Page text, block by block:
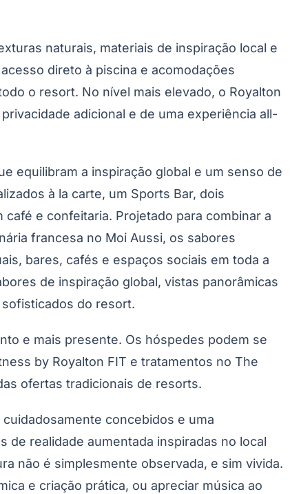
naturais, materiais de inspiração local e
direto à piscina e acomodações
o resort. No nível mais elevado, o Royalton
adicional e de uma experiência all-
equilibram a inspiração global e um senso de
à la carte, um Sports Bar, dois
e confeitaria. Projetado para combinar a
francesa no Moi Aussi, os sabores
bares, cafés e espaços sociais em toda a
de inspiração global, vistas panorâmicas
do resort.
e mais presente. Os hóspedes podem se
by Royalton FIT e tratamentos no The
ofertas tradicionais de resorts.
concebidos e uma
realidade aumentada inspiradas no local
não é simplesmente observada, e sim vivida.
e criação prática, ou apreciar música ao